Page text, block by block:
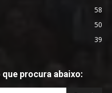
58
50
39
procura abaixo: